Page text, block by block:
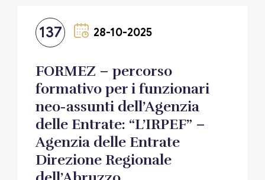
137 28-10-2025
FORMEZ – percorso
formativo per i funzionari
neo-assunti dell’Agenzia
delle Entrate: “L’IRPEF” –
Agenzia delle Entrate
Direzione Regionale